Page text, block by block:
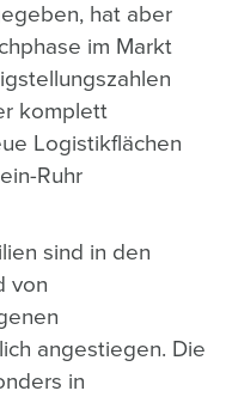
hat aber
im Markt
komplett
Logistikflächen
Ruhr
sind in den
von
angestiegen. Die
in